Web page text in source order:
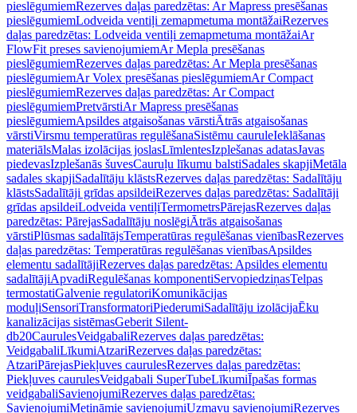
pieslēgumiemRezerves daļas paredzētas: Ar Mapress presēšanas
pieslēgumiemLodveida ventiļi zemapmetuma montāžaiRezerves
daļas paredzētas: Lodveida ventiļi zemapmetuma montāžaiAr
FlowFit preses savienojumiemAr Mepla presēšanas
pieslēgumiemRezerves daļas paredzētas: Ar Mepla presēšanas
pieslēgumiemAr Volex presēšanas pieslēgumiemAr Compact
pieslēgumiemRezerves daļas paredzētas: Ar Compact
pieslēgumiemPretvārstiAr Mapress presēšanas
pieslēgumiemApsildes atgaisošanas vārstiĀtrās atgaisošanas
vārstiVirsmu temperatūras regulēšanaSistēmu cauruleIeklāšanas
materiālsMalas izolācijas joslasLīmlentesIzplešanas adatasJavas
piedevasIzplešanās šuvesCauruļu līkumu balstiSadales skapjiMetāla
sadales skapjiSadalītāju klāstsRezerves daļas paredzētas: Sadalītāju
klāstsSadalītāji grīdas apsildeiRezerves daļas paredzētas: Sadalītāji
grīdas apsildeiLodveida ventiļiTermometrsPārejasRezerves daļas
paredzētas: PārejasSadalītāju noslēgiĀtrās atgaisošanas
vārstiPlūsmas sadalītājsTemperatūras regulēšanas vienībasRezerves
daļas paredzētas: Temperatūras regulēšanas vienībasApsildes
elementu sadalītājiRezerves daļas paredzētas: Apsildes elementu
sadalītājiApvadiRegulēšanas komponentiServopiedziņasTelpas
termostatiGalvenie regulatoriKomunikācijas
moduļiSensoriTransformatoriPiederumiSadalītāju izolācijaĒku
kanalizācijas sistēmasGeberit Silent-
db20CaurulesVeidgabaliRezerves daļas paredzētas:
VeidgabaliLīkumiAtzariRezerves daļas paredzētas:
AtzariPārejasPiekļuves caurulesRezerves daļas paredzētas:
Piekļuves caurulesVeidgabali SuperTubeLīkumiĪpašas formas
veidgabaliSavienojumiRezerves daļas paredzētas:
SavienojumiMetināmie savienojumiUzmavu savienojumiRezerves